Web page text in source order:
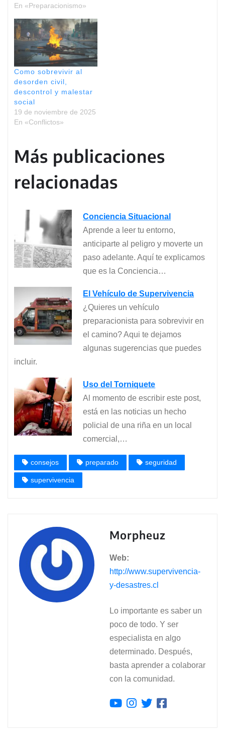
En «Preparacionismo»
Como sobrevivir al
desorden civil,
descontrol y malestar
social
19 de noviembre de 2025
En «Conflictos»
Más publicaciones
relacionadas
Conciencia Situacional
Aprende a leer tu entorno,
anticiparte al peligro y moverte un
paso adelante. Aquí te explicamos
que es la Conciencia…
El Vehículo de Supervivencia
¿Quieres un vehículo
preparacionista para sobrevivir en
el camino? Aqui te dejamos
algunas sugerencias que puedes
incluir.
Uso del Torniquete
Al momento de escribir este post,
está en las noticias un hecho
policial de una riña en un local
comercial,…
consejos preparado seguridad
supervivencia
Morpheuz
Web:
http://www.supervivencia-
y-desastres.cl
Lo importante es saber un
poco de todo. Y ser
especialista en algo
determinado. Después,
basta aprender a colaborar
con la comunidad.